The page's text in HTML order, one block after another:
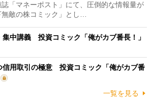
「マネーポスト」にて、圧倒的な情報量が
敵の株コミック」とし…
集中講義 投資コミック「俺がカブ番長！」
信用取引の極意 投資コミック「俺がカブ番
一覧を見る